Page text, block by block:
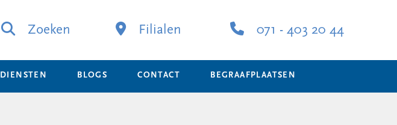
Zoeken Filialen 071 - 403 20 44
DIENSTEN BLOGS CONTACT BEGRAAFPLAATSEN